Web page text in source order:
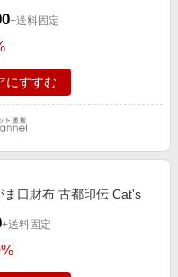
+送料固定
にすすむ
ま口財布 古都印伝 Cat's
+送料固定